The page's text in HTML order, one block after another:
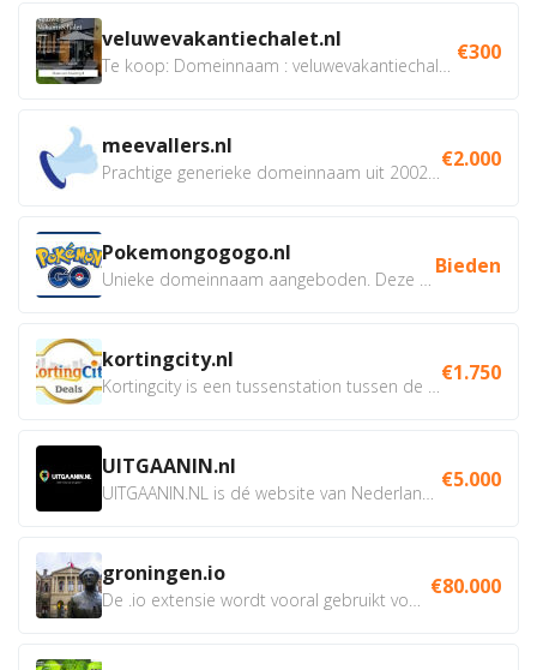
veluwevakantiechalet.nl €300
meevallers.nl €2.000
Pokemongogogo.nl Bieden
kortingcity.nl €1.750
UITGAANIN.nl €5.000
groningen.io €80.000